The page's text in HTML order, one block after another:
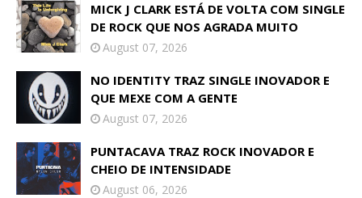
MICK J CLARK ESTÁ DE VOLTA COM SINGLE
DE ROCK QUE NOS AGRADA MUITO
August 07, 2026
NO IDENTITY TRAZ SINGLE INOVADOR E
QUE MEXE COM A GENTE
August 07, 2026
PUNTACAVA TRAZ ROCK INOVADOR E
CHEIO DE INTENSIDADE
August 06, 2026